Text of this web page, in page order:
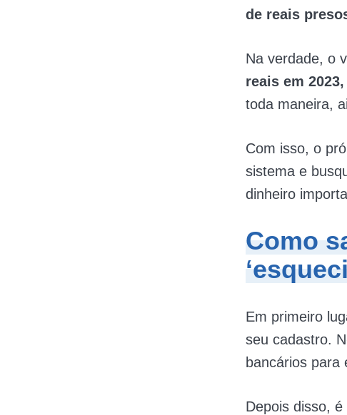
de reais
Na verdade, o
reais em 2023,
toda maneira,
Com isso, o
sistema e
dinheiro
Como
Em primeiro
seu cadastro.
bancários para
Depois disso, é